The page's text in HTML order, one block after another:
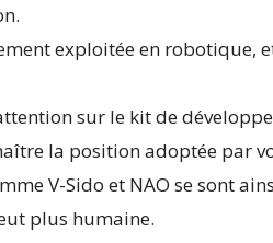
exploitée en robotique,
sur le kit de
la position adoptée par
V-Sido et NAO se sont
plus humaine.